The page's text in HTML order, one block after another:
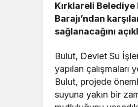
Kırklareli Belediye
Barajı’ndan
sağlanacağını
Bulut, Devlet Su
yapılan çalışmaları
Bulut, projede
suyuna yakın bir
Gerede Kemikli
Rampalarında Yangın:
Araçlar Kül Oldu